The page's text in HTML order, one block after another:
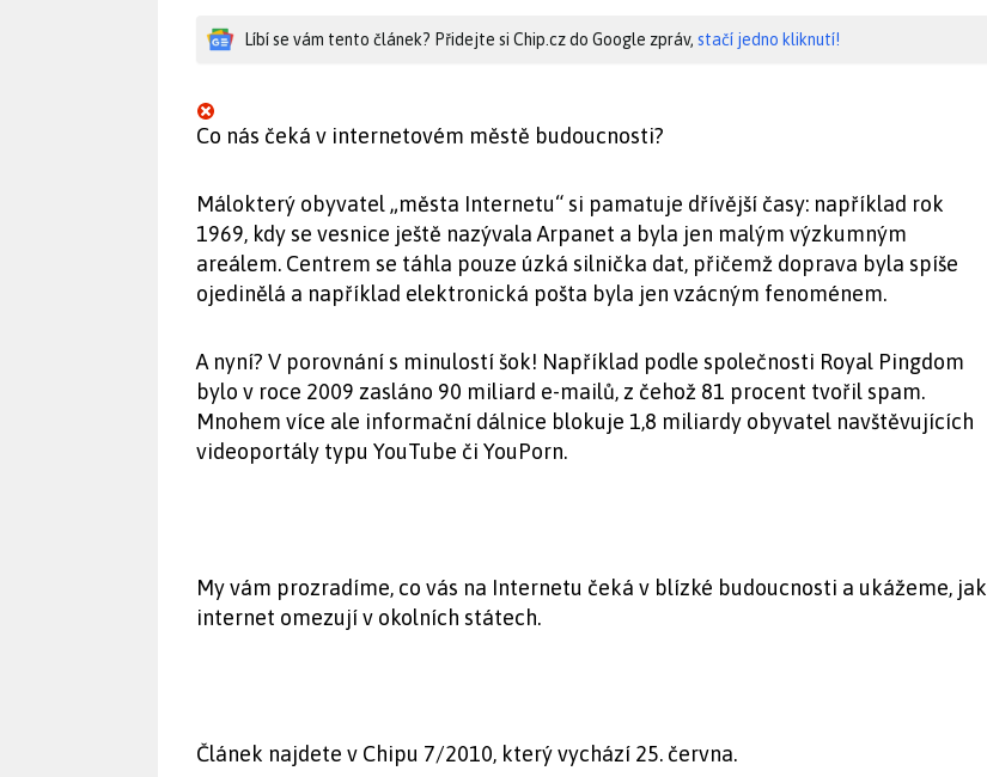
Líbí se vám tento článek? Přidejte si Chip.cz do Google zpráv, stačí jedno kliknutí!
Co nás čeká v internetovém městě budoucnosti?
Málokterý obyvatel „města Internetu“ si pamatuje dřívější časy: například rok
1969, kdy se vesnice ještě nazývala Arpanet a byla jen malým výzkumným
areálem. Centrem se táhla pouze úzká silnička dat, přičemž doprava byla spíše
ojedinělá a například elektronická pošta byla jen vzácným fenoménem.
A nyní? V porovnání s minulostí šok! Například podle společnosti Royal Pingdom
bylo v roce 2009 zasláno 90 miliard e-mailů, z čehož 81 procent tvořil spam.
Mnohem více ale informační dálnice blokuje 1,8 miliardy obyvatel navštěvujících
videoportály typu YouTube či YouPorn.
My vám prozradíme, co vás na Internetu čeká v blízké budoucnosti a ukážeme, jak
internet omezují v okolních státech.
Článek najdete v Chipu 7/2010, který vychází 25. června.